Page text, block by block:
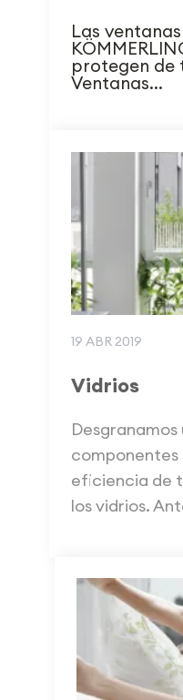
Las
protegen de
Ventanas...
19 ABR 2019
Vidrios
Desgranamos
componentes
eficiencia de
los vidrios.